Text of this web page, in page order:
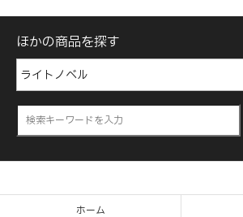
ほかの商品を探す
ホーム